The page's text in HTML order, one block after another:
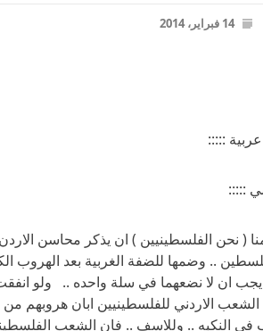
14 فبراير، 2014
:::::
:::::
( نحن الفلسطينيين ) ان يذكر محاسن الاردن
.. وضمها للضفة الغربية بعد الهروب
ان لا نضعهما في سلة واحده .. ولو
الاردني للفلسطينيين ابان هروبهم من
في النكبه .. وللاسف .. فان الشعب